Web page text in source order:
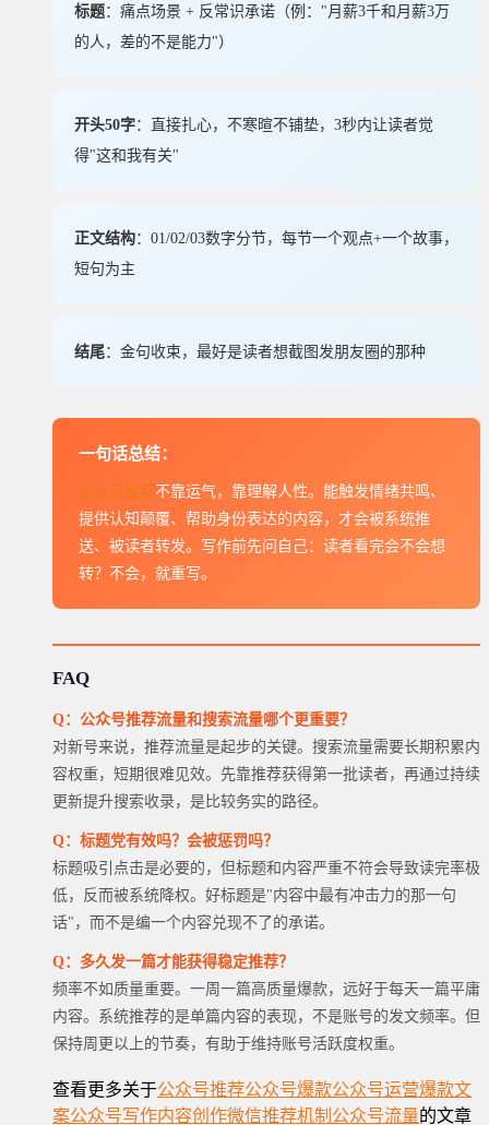
标题：痛点场景 + 反常识承诺（例："月薪3千和月薪3万
的人，差的不是能力"）
开头50字：直接扎心，不寒暄不铺垫，3秒内让读者觉
得"这和我有关"
正文结构：01/02/03数字分节，每节一个观点+一个故事，
短句为主
结尾：金句收束，最好是读者想截图发朋友圈的那种
一句话总结：
公众号推荐不靠运气，靠理解人性。能触发情绪共鸣、
提供认知颠覆、帮助身份表达的内容，才会被系统推
送、被读者转发。写作前先问自己：读者看完会不会想
转？不会，就重写。
FAQ
Q：公众号推荐流量和搜索流量哪个更重要？
对新号来说，推荐流量是起步的关键。搜索流量需要长期积累内
容权重，短期很难见效。先靠推荐获得第一批读者，再通过持续
更新提升搜索收录，是比较务实的路径。
Q：标题党有效吗？会被惩罚吗？
标题吸引点击是必要的，但标题和内容严重不符会导致读完率极
低，反而被系统降权。好标题是"内容中最有冲击力的那一句
话"，而不是编一个内容兑现不了的承诺。
Q：多久发一篇才能获得稳定推荐？
频率不如质量重要。一周一篇高质量爆款，远好于每天一篇平庸
内容。系统推荐的是单篇内容的表现，不是账号的发文频率。但
保持周更以上的节奏，有助于维持账号活跃度权重。
查看更多关于公众号推荐公众号爆款公众号运营爆款文
案公众号写作内容创作微信推荐机制 公众号流量的文章